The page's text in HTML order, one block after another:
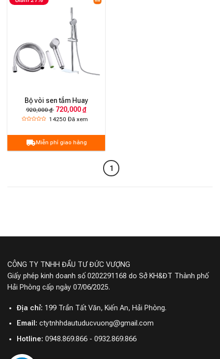
Bộ vòi sen tắm Huay
920,000 ₫ 720,000 ₫
14250Đã xem
Miễn phí giao hàng
1
CÔNG TY TNHH ĐẦU TƯ ĐỨC VƯỢNG
Giấy phép kinh doanh số 0202291168 do Sở KH&ĐT Thành phố
Hải Phòng cấp ngày 07/06/2025.
Địa chỉ: 199 Trần Tất Văn, Kiến An, Hải Phòng.
Email: ctytnhhdautuducvuong@gmail.com
Hotline: 0948.869.866 - 0932.869.866